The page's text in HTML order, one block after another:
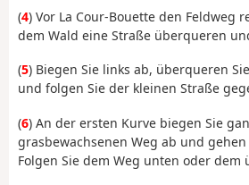
(4) Vor La Cour-Bouette den Feldweg
dem Wald eine Straße überqueren
(5) Biegen Sie links ab, überqueren
und folgen Sie der kleinen Straße
(6) An der ersten Kurve biegen Sie
grasbewachsenen Weg ab und
Folgen Sie dem Weg unten oder dem